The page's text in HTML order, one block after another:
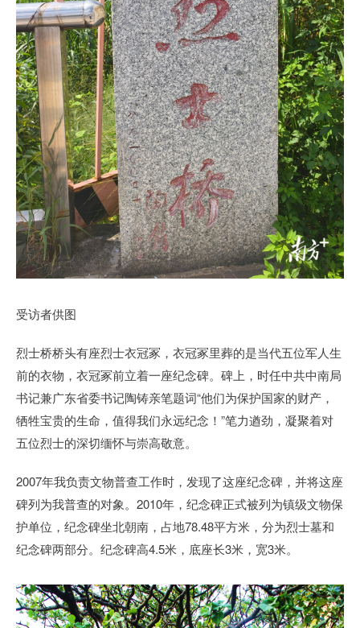
受访者供图
烈士桥桥头有座烈士衣冠冢，衣冠冢里葬的是当代五位军人生
前的衣物，衣冠冢前立着一座纪念碑。碑上，时任中共中南局
书记兼广东省委书记陶铸亲笔题词“他们为保护国家的财产，
牺牲宝贵的生命，值得我们永远纪念！”笔力遒劲，凝聚着对
五位烈士的深切缅怀与崇高敬意。
2007年我负责文物普查工作时，发现了这座纪念碑，并将这座
碑列为我普查的对象。2010年，纪念碑正式被列为镇级文物保
护单位，纪念碑坐北朝南，占地78.48平方米，分为烈士墓和
纪念碑两部分。纪念碑高4.5米，底座长3米，宽3米。